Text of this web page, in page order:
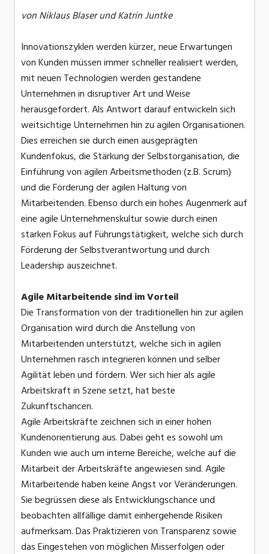
von Niklaus Blaser und Katrin Juntke
Innovationszyklen werden kürzer, neue Erwartungen
von Kunden müssen immer schneller realisiert werden,
mit neuen Technologien werden gestandene
Unternehmen in disruptiver Art und Weise
herausgefordert. Als Antwort darauf entwickeln sich
weitsichtige Unternehmen hin zu agilen Organisationen.
Dies erreichen sie durch einen ausgeprägten
Kundenfokus, die Stärkung der Selbstorganisation, die
Einführung von agilen Arbeitsmethoden (z.B. Scrum)
und die Förderung der agilen Haltung von
Mitarbeitenden. Ebenso durch ein hohes Augenmerk auf
eine agile Unternehmenskultur sowie durch einen
starken Fokus auf Führungstätigkeit, welche sich durch
Förderung der Selbstverantwortung und durch
Leadership auszeichnet.
Agile Mitarbeitende sind im Vorteil
Die Transformation von der traditionellen hin zur agilen
Organisation wird durch die Anstellung von
Mitarbeitenden unterstützt, welche sich in agilen
Unternehmen rasch integrieren können und selber
Agilität leben und fördern. Wer sich hier als agile
Arbeitskraft in Szene setzt, hat beste
Zukunftschancen.
Agile Arbeitskräfte zeichnen sich in einer hohen
Kundenorientierung aus. Dabei geht es sowohl um
Kunden wie auch um interne Bereiche, welche auf die
Mitarbeit der Arbeitskräfte angewiesen sind. Agile
Mitarbeitende haben keine Angst vor Veränderungen.
Sie begrüssen diese als Entwicklungschance und
beobachten allfällige damit einhergehende Risiken
aufmerksam. Das Praktizieren von Transparenz sowie
das Eingestehen von möglichen Misserfolgen oder